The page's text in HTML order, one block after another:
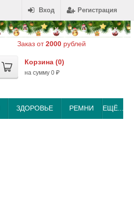
Вход Регистрация
Заказ от2000 рублей
Корзина (0)
на сумму 0 ₽
ЗДОРОВЬЕ РЕМНИ ЕЩЁ...